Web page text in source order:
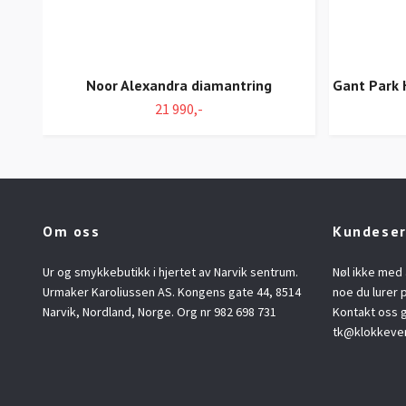
Noor Alexandra diamantring
21 990,-
Gant Park
Om oss
Ur og smykkebutikk i hjertet av Narvik sentrum.
Urmaker Karoliussen AS. Kongens gate 44, 8514
Narvik, Nordland, Norge. Org nr 982 698 731
Nøl ikke
noe du lurer
Kontakt oss